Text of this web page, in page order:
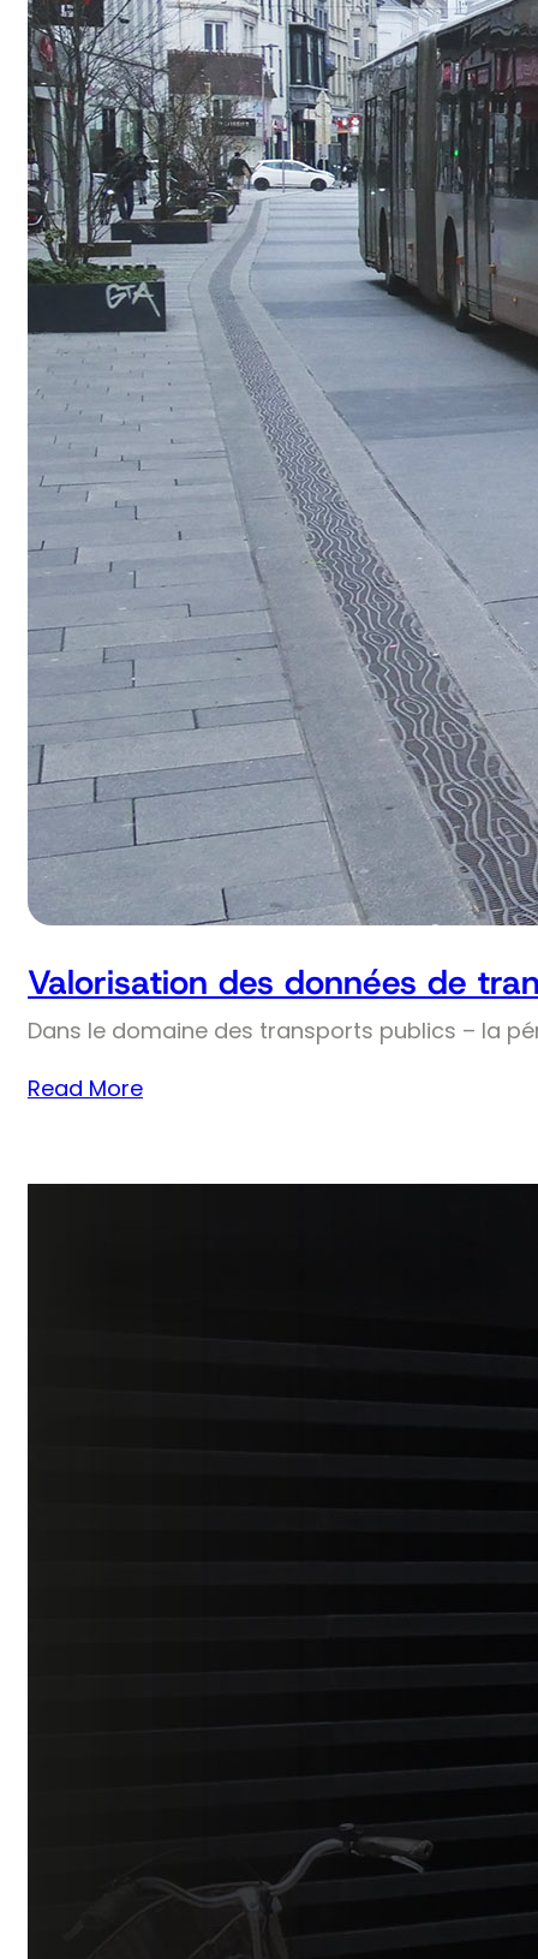
Valorisation des données de
Dans le domaine des transports publics – la
Read More